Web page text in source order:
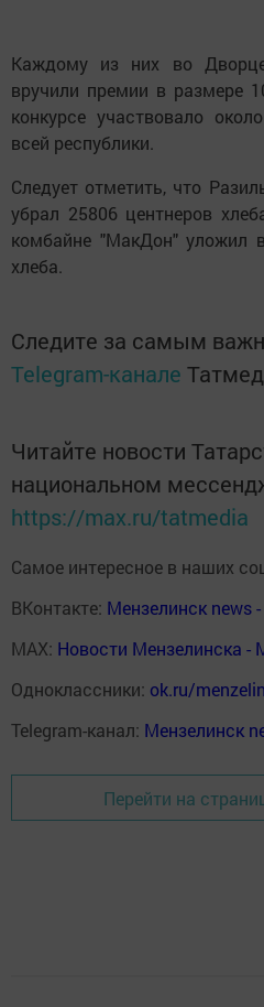
Каждому из них во Дворце
вручили премии в размере
конкурсе участвовало
всей республики.
Следует отметить, что
убрал 25806 центнеров
комбайне "МакДон" уложил
хлеба.
Следите за самым
Telegram-канале
Читайте новости
национальном
https://max.ru/tatmedia
Самое интересное в наших
ВКонтакте: Мензелинск news
MAX: Новости Мензелинска -
Одноклассники: ok.ru/
Telegram-канал: Мензелинск
Перейти на